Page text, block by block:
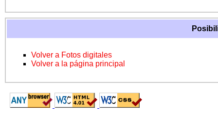
Volver a Fotos digitales
Volver a la página principal